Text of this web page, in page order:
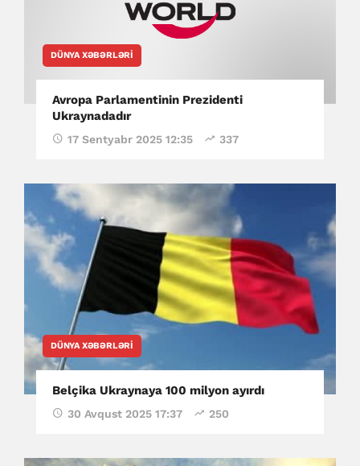
DÜNYA XƏBƏRLƏRI
Avropa Parlamentinin Prezidenti
Ukraynadadır
17 Sentyabr 2025 12:35 337
DÜNYA XƏBƏRLƏRI
Belçika Ukraynaya 100 milyon ayırdı
30 Avqust 2025 17:37 250